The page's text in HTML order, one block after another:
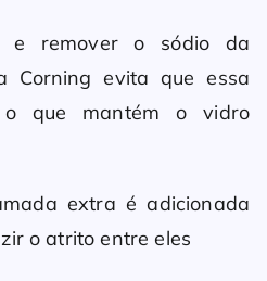
e remover o sódio da
Corning evita que essa
o que mantém o vidro
extra é adicionada
o atrito entre eles